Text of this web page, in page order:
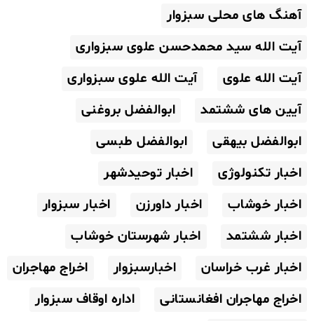
آهنگ های محلی سبزوار
آیت الله سید محمدحسن علوی سبزواری
آیت الله علوی
آیت الله علوی سبزواری
آیین های ششتمد
ابوالفضل بروغنی
ابوالفضل بیهقی
ابوالفضل طبسی
اخبار تکنولوژی
اخبار توحیدشهر
اخبار خوشاب
اخبار داورزن
اخبار سبزوار
اخبار ششتمد
اخبار شهرستان خوشاب
اخبار غرب خراسان
اخبارسبزوار
اخراج مهاجران
اخراج مهاجران افغانستانی
اداره اوقاف سبزوار